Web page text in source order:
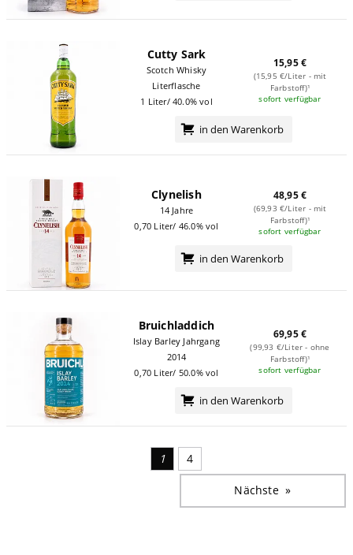
Cutty Sark
Scotch Whisky
Literflasche
1 Liter/ 40.0% vol
15,95 €
(15,95 €/Liter - mit
Farbstoff)¹
sofort verfügbar
in den Warenkorb
Clynelish
14 Jahre
0,70 Liter/ 46.0% vol
48,95 €
(69,93 €/Liter - mit
Farbstoff)¹
sofort verfügbar
in den Warenkorb
Bruichladdich
Islay Barley Jahrgang
2014
0,70 Liter/ 50.0% vol
69,95 €
(99,93 €/Liter - ohne
Farbstoff)¹
sofort verfügbar
in den Warenkorb
1 4
NächsteSeite